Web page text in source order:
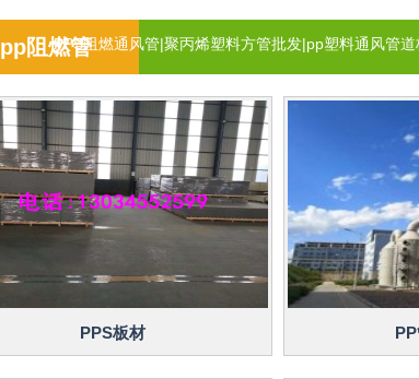
pp阻燃管PPS阻燃通风管|聚丙烯塑料方管批发|pp塑料通风管
PPS板材